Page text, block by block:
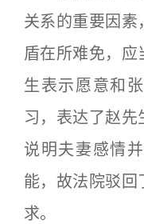
关系的重要因素
盾在所难免，应
生表示愿意和
习，表达了赵
说明夫妻感情
能，故法院驳回
求。